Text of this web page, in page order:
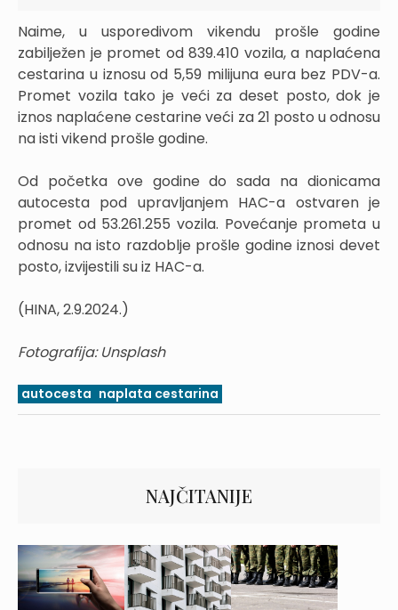
Naime, u usporedivom vikendu prošle godine
zabilježen je promet od 839.410 vozila, a naplaćena
cestarina u iznosu od 5,59 milijuna eura bez PDV-a.
Promet vozila tako je veći za deset posto, dok je
iznos naplaćene cestarine veći za 21 posto u odnosu
na isti vikend prošle godine.
Od početka ove godine do sada na dionicama
autocesta pod upravljanjem HAC-a ostvaren je
promet od 53.261.255 vozila. Povećanje prometa u
odnosu na isto razdoblje prošle godine iznosi devet
posto, izvijestili su iz HAC-a.
(HINA, 2.9.2024.)
Fotografija: Unsplash
autocesta naplata cestarina
NAJČITANIJE